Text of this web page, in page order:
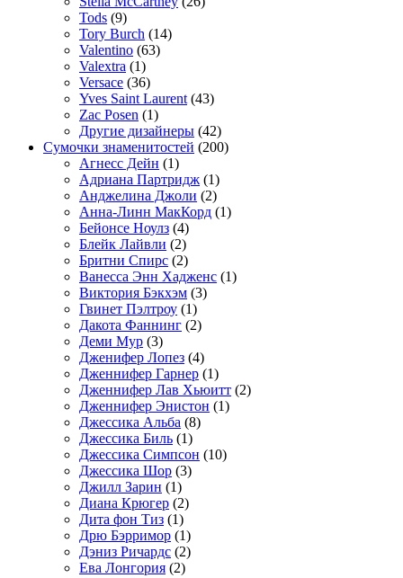
Tods (9)
Tory Burch (14)
Valentino (63)
Valextra (1)
Versace (36)
Yves Saint Laurent (43)
Zac Posen (1)
Другие дизайнеры (42)
Сумочки знаменитостей (200)
Агнесс Дейн (1)
Адриана Партридж (1)
Анджелина Джоли (2)
Анна-Линн МакКорд (1)
Бейонсе Ноулз (4)
Блейк Лайвли (2)
Бритни Спирс (2)
Ванесса Энн Хадженс (1)
Виктория Бэкхэм (3)
Гвинет Пэлтроу (1)
Дакота Фаннинг (2)
Деми Мур (3)
Дженифер Лопез (4)
Дженнифер Гарнер (1)
Дженнифер Лав Хьюитт (2)
Дженнифер Энистон (1)
Джессика Альба (8)
Джессика Биль (1)
Джессика Симпсон (10)
Джессика Шор (3)
Джилл Зарин (1)
Диана Крюгер (2)
Дита фон Тиз (1)
Дрю Бэрримор (1)
Дэниз Ричардс (2)
Ева Лонгория (2)